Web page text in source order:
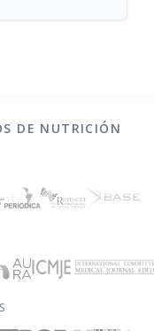
DE NUTRICIÓN